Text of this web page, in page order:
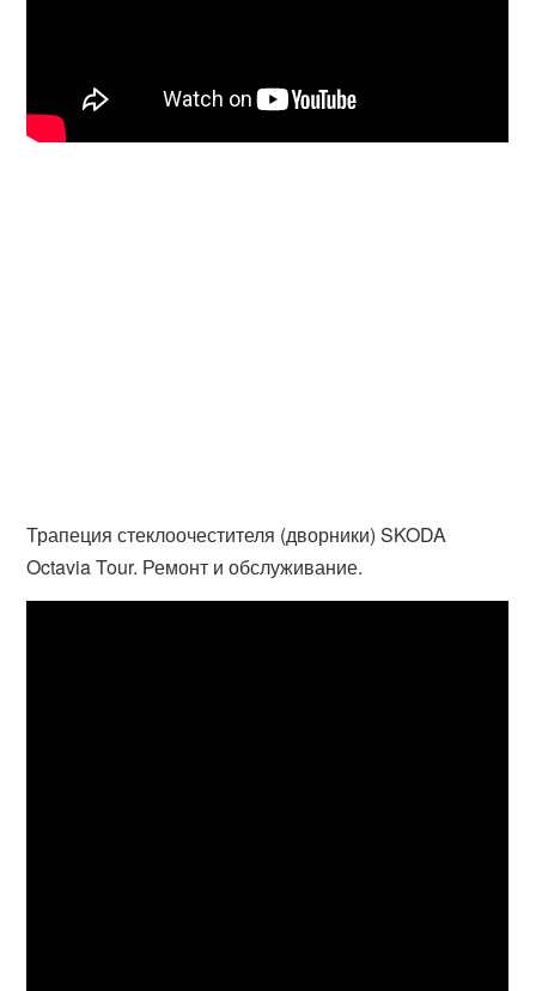
Трапеция стеклоочестителя (дворники) SKODA
Octavia Tour. Ремонт и обслуживание.